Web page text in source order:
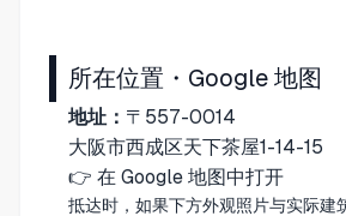
所在位置・Google 地图
地址： 〒557-0014
大阪市西成区天下茶屋1-14-15
👉 在 Google 地图中打开
抵达时，如果下方外观照片与实际建